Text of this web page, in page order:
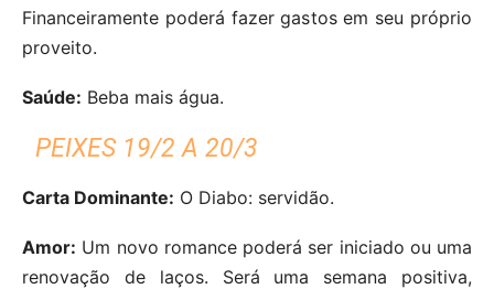
Financeiramente poderá fazer gastos em seu próprio
proveito.
Saúde: Beba mais água.
PEIXES 19/2 A 20/3
Carta Dominante: O Diabo: servidão.
Amor: Um novo romance poderá ser iniciado ou uma
renovação de laços. Será uma semana positiva,